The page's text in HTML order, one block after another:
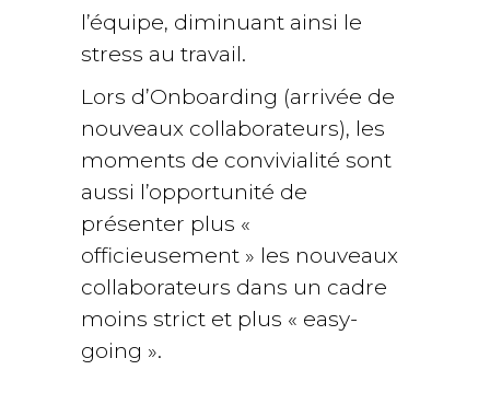
l’équipe, diminuant ainsi le
stress au travail.
Lors d’Onboarding (arrivée de
nouveaux collaborateurs), les
moments de convivialité sont
aussi l’opportunité de
présenter plus «
officieusement » les nouveaux
collaborateurs dans un cadre
moins strict et plus « easy-
going ».